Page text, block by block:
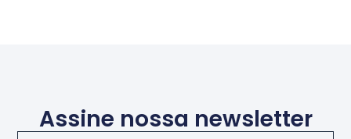
Assine nossa newsletter